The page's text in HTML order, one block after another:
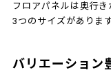
フロアパネルは奥行
3つのサイズがあります
バリエーション